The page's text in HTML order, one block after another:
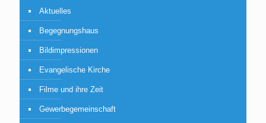
Aktuelles
Begegnungshaus
Bildimpressionen
Evangelische Kirche
Filme und ihre Zeit
Gewerbegemeinschaft